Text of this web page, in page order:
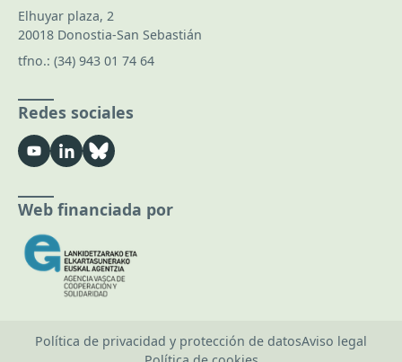
Elhuyar plaza, 2
20018 Donostia-San Sebastián
tfno.: (34) 943 01 74 64
Redes sociales
Web financiada por
Política de privacidad y protección de datosAviso legal